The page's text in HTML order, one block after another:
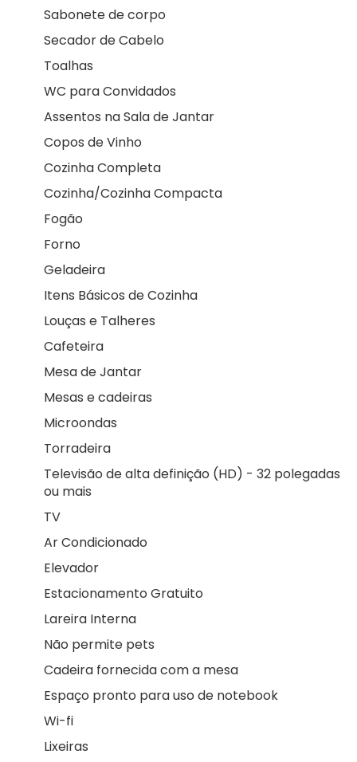
Sabonete de corpo
Secador de Cabelo
Toalhas
WC para Convidados
Assentos na Sala de Jantar
Copos de Vinho
Cozinha Completa
Cozinha/Cozinha Compacta
Fogão
Forno
Geladeira
Itens Básicos de Cozinha
Louças e Talheres
Cafeteira
Mesa de Jantar
Mesas e cadeiras
Microondas
Torradeira
Televisão de alta definição (HD) - 32 polegadas
ou mais
TV
Ar Condicionado
Elevador
Estacionamento Gratuito
Lareira Interna
Não permite pets
Cadeira fornecida com a mesa
Espaço pronto para uso de notebook
Wi-fi
Lixeiras